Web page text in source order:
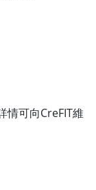
情可向CreFIT維